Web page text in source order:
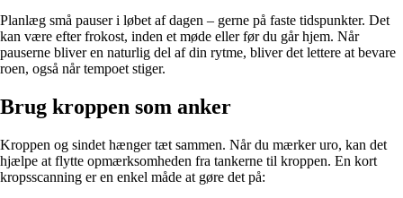
Planlæg små pauser i løbet af dagen – gerne på faste tidspunkter. Det
kan være efter frokost, inden et møde eller før du går hjem. Når
pauserne bliver en naturlig del af din rytme, bliver det lettere at bevare
roen, også når tempoet stiger.
Brug kroppen som anker
Kroppen og sindet hænger tæt sammen. Når du mærker uro, kan det
hjælpe at flytte opmærksomheden fra tankerne til kroppen. En kort
kropsscanning er en enkel måde at gøre det på: